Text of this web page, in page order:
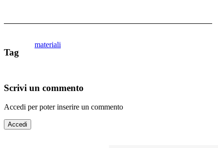
Tag
materiali
Scrivi un commento
Accedi per poter inserire un commento
Accedi